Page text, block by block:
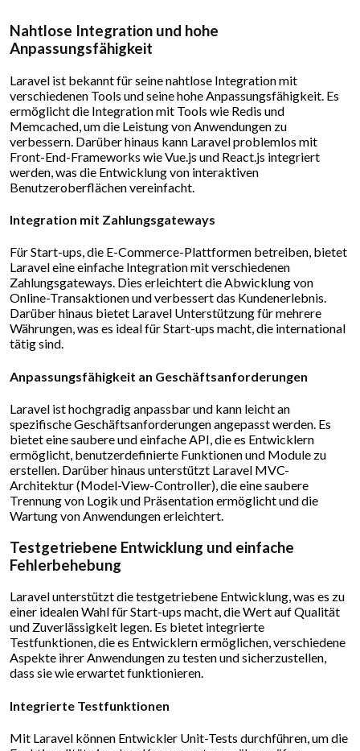
Nahtlose Integration und hohe
Anpassungsfähigkeit
Laravel ist bekannt für seine nahtlose Integration mit
verschiedenen Tools und seine hohe Anpassungsfähigkeit. Es
ermöglicht die Integration mit Tools wie Redis und
Memcached, um die Leistung von Anwendungen zu
verbessern. Darüber hinaus kann Laravel problemlos mit
Front-End-Frameworks wie Vue.js und React.js integriert
werden, was die Entwicklung von interaktiven
Benutzeroberflächen vereinfacht.
Integration mit Zahlungsgateways
Für Start-ups, die E-Commerce-Plattformen betreiben, bietet
Laravel eine einfache Integration mit verschiedenen
Zahlungsgateways. Dies erleichtert die Abwicklung von
Online-Transaktionen und verbessert das Kundenerlebnis.
Darüber hinaus bietet Laravel Unterstützung für mehrere
Währungen, was es ideal für Start-ups macht, die international
tätig sind.
Anpassungsfähigkeit an Geschäftsanforderungen
Laravel ist hochgradig anpassbar und kann leicht an
spezifische Geschäftsanforderungen angepasst werden. Es
bietet eine saubere und einfache API, die es Entwicklern
ermöglicht, benutzerdefinierte Funktionen und Module zu
erstellen. Darüber hinaus unterstützt Laravel MVC-
Architektur (Model-View-Controller), die eine saubere
Trennung von Logik und Präsentation ermöglicht und die
Wartung von Anwendungen erleichtert.
Testgetriebene Entwicklung und einfache
Fehlerbehebung
Laravel unterstützt die testgetriebene Entwicklung, was es zu
einer idealen Wahl für Start-ups macht, die Wert auf Qualität
und Zuverlässigkeit legen. Es bietet integrierte
Testfunktionen, die es Entwicklern ermöglichen, verschiedene
Aspekte ihrer Anwendungen zu testen und sicherzustellen,
dass sie wie erwartet funktionieren.
Integrierte Testfunktionen
Mit Laravel können Entwickler Unit-Tests durchführen, um die